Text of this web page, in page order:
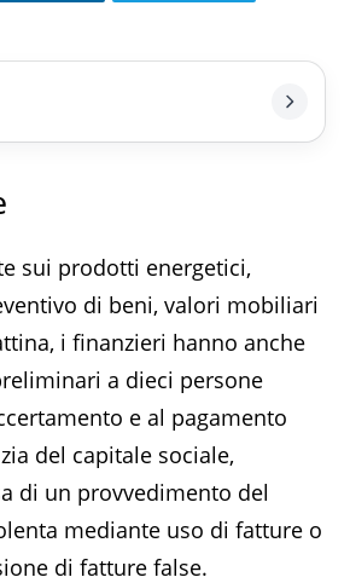
sui prodotti energetici,
di beni, valori mobiliari
i finanzieri hanno anche
a dieci persone
e al pagamento
del capitale sociale,
di un provvedimento del
mediante uso di fatture o
di fatture false.